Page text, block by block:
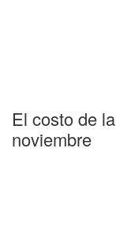
El costo de
noviembre